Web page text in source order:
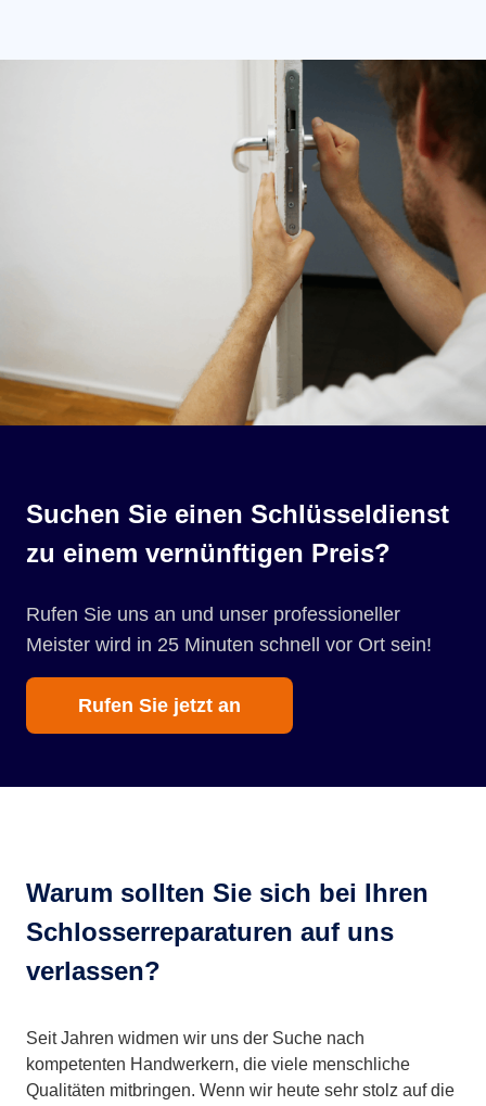
Suchen Sie einen Schlüsseldienst
zu einem vernünftigen Preis?
Rufen Sie uns an und unser professioneller
Meister wird in 25 Minuten schnell vor Ort sein!
Rufen Sie jetzt an
Warum sollten Sie sich bei Ihren
Schlosserreparaturen auf uns
verlassen?
Seit Jahren widmen wir uns der Suche nach
kompetenten Handwerkern, die viele menschliche
Qualitäten mitbringen. Wenn wir heute sehr stolz auf die